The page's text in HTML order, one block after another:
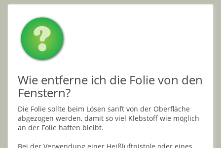
Wie entferne ich die Folie von den
Fenstern?
Die Folie sollte beim Lösen sanft von der Oberfläche
abgezogen werden, damit so viel Klebstoff wie möglich
an der Folie haften bleibt.